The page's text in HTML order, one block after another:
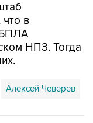
что в
БПЛА
НПЗ. Тогда
Алексей Чеверев